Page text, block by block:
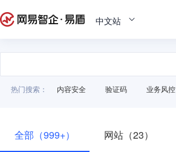
中文站
热门搜索： 内容安全 验证码 业务风控
全部（999+） 网站（23）